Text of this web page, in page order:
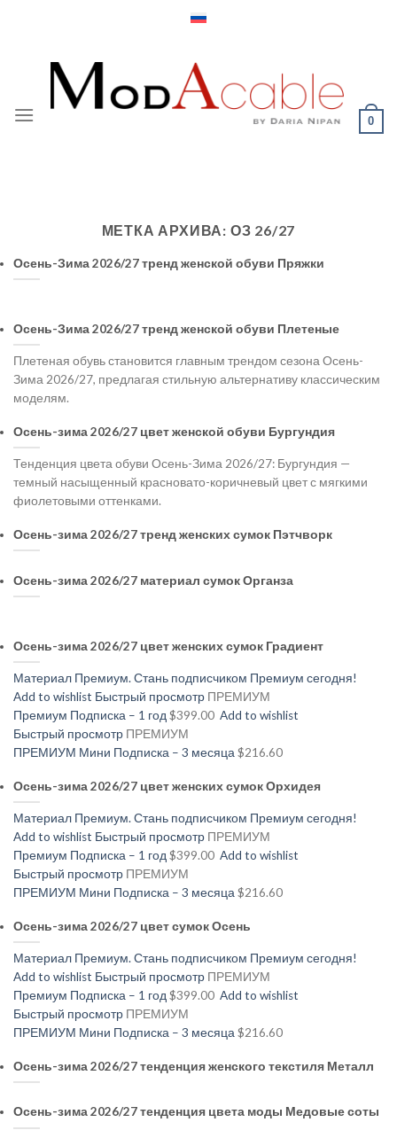
0
МЕТКА АРХИВА: ОЗ 26/27
Осень-Зима 2026/27 тренд женской обуви Пряжки
Осень-Зима 2026/27 тренд женской обуви Плетеные
Плетеная обувь становится главным трендом сезона Осень-
Зима 2026/27, предлагая стильную альтернативу классическим
моделям.
Осень-зима 2026/27 цвет женской обуви Бургундия
Тенденция цвета обуви Осень-Зима 2026/27: Бургундия —
темный насыщенный красновато-коричневый цвет с мягкими
фиолетовыми оттенками.
Осень-зима 2026/27 тренд женских сумок Пэтчворк
Осень-зима 2026/27 материал сумок Органза
Осень-зима 2026/27 цвет женских сумок Градиент
Материал Премиум. Стань подписчиком Премиум сегодня!
Add to wishlist Быстрый просмотр ПРЕМИУМ
Премиум Подписка – 1 год $399.00 Add to wishlist
Быстрый просмотр ПРЕМИУМ
ПРЕМИУМ Мини Подписка – 3 месяца $216.60
Осень-зима 2026/27 цвет женских сумок Орхидея
Материал Премиум. Стань подписчиком Премиум сегодня!
Add to wishlist Быстрый просмотр ПРЕМИУМ
Премиум Подписка – 1 год $399.00 Add to wishlist
Быстрый просмотр ПРЕМИУМ
ПРЕМИУМ Мини Подписка – 3 месяца $216.60
Осень-зима 2026/27 цвет сумок Осень
Материал Премиум. Стань подписчиком Премиум сегодня!
Add to wishlist Быстрый просмотр ПРЕМИУМ
Премиум Подписка – 1 год $399.00 Add to wishlist
Быстрый просмотр ПРЕМИУМ
ПРЕМИУМ Мини Подписка – 3 месяца $216.60
Осень-зима 2026/27 тенденция женского текстиля Металл
Осень-зима 2026/27 тенденция цвета моды Медовые соты